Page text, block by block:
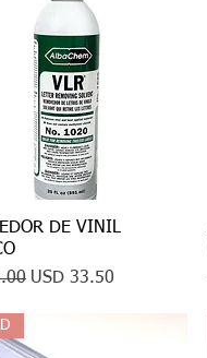
Vista rápida
DE VINIL
Precio de oferta
USD 33.50